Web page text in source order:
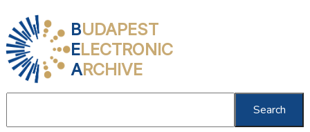
BUDAPEST
ELECTRONIC
ARCHIVE
Search